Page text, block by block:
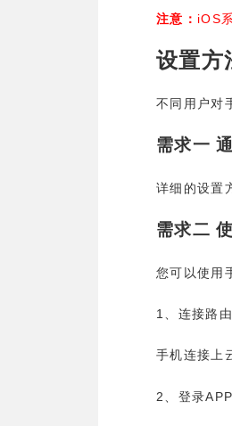
注意： iOS
设置方
不同用户对
需求一
详细的设置
需求二
您可以使用
1 、连接路
手机连接上
2 、登录APP